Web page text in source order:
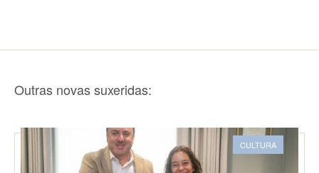
Outras novas suxeridas:
CULTURA